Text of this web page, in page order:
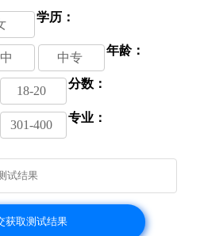
学历：
中专
年龄：
18-20
分数：
301-400
专业：